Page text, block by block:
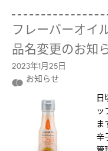
フレーバーオ
品名変更のお知
2023年1月25日
お知らせ
日
ッ
ま
辛